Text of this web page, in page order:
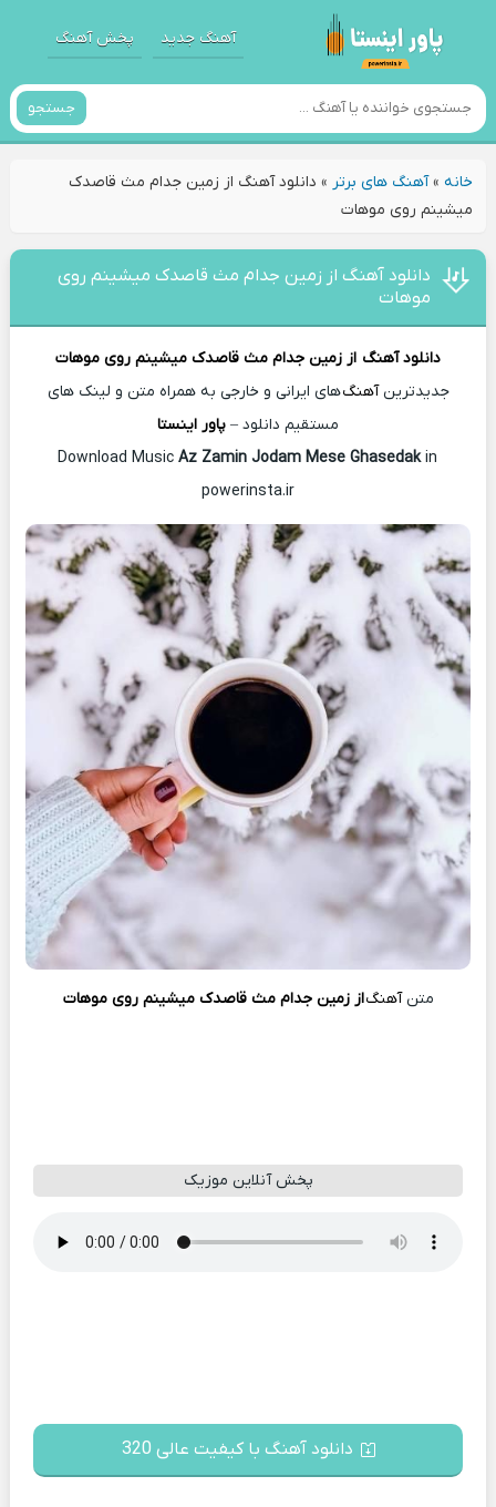
آهنگ جدید پخش آهنگ
جستجو
خانه»آهنگ های برتر » دانلود آهنگ از زمین جدام مث قاصدک
میشینم روی موهات
دانلود آهنگ از زمین جدام مث قاصدک میشینم روی
موهات
دانلود آهنگ از زمین جدام مث قاصدک میشینم روی موهات
جدیدترینآهنگهای ایرانی و خارجی به همراه متن و لینک های
مستقیم دانلود – پاور اینستا
Az Zamin Jodam Mese Ghasedakin
powerinsta.ir
متنآهنگاز زمین جدام مث قاصدک میشینم روی موهات
پخش آنلاین موزیک
دانلود آهنگ با کیفیت عالی 320